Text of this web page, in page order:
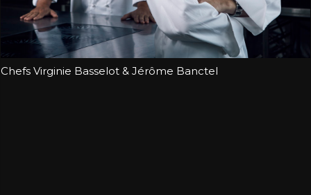
Chefs Virginie Basselot & Jérôme Banctel